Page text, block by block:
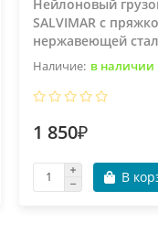
Нейлоновый
SALVIMAR с
нержавеющей
в наличии
1 850₽
В